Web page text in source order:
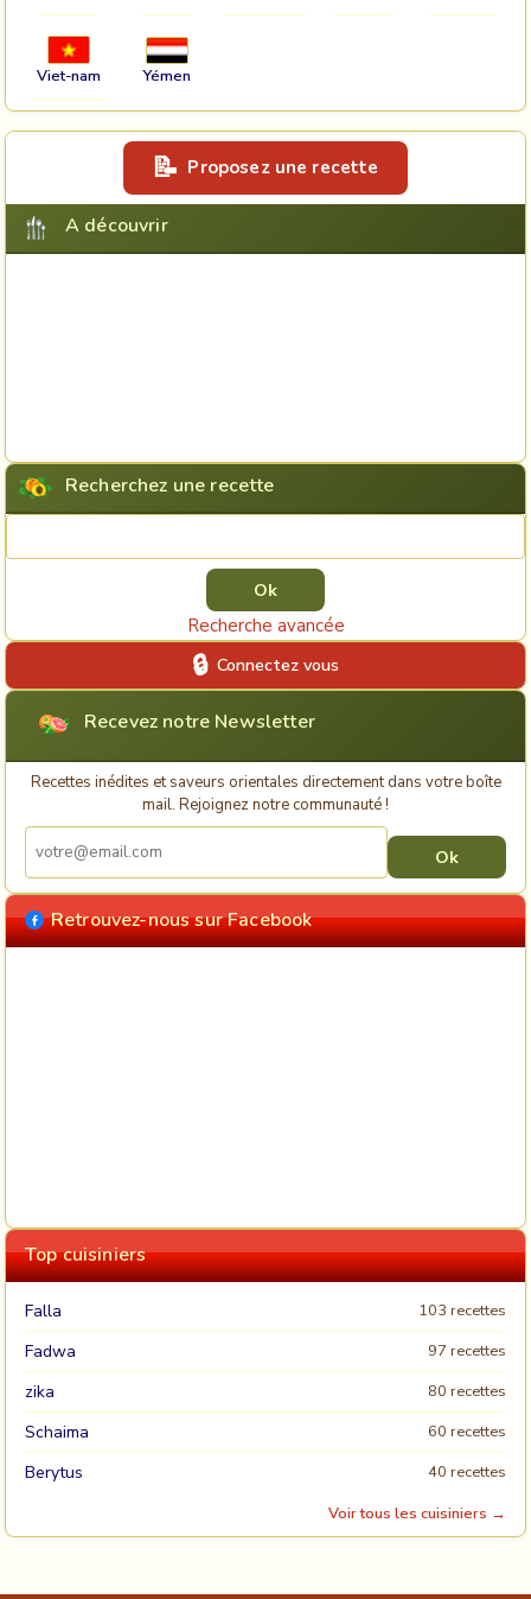
Viet-nam Yémen
Proposez une recette
A découvrir
Recherchez une recette
Recherche avancée
Connectez vous
Recevez notre Newsletter
Recettes inédites et saveurs orientales directement dans votre boîte
mail. Rejoignez notre communauté !
Retrouvez-nous sur Facebook
Top cuisiniers
Falla 103 recettes
Fadwa 97 recettes
zika 80 recettes
Schaima 60 recettes
Berytus
40 recettes
Voir tous les cuisiniers →